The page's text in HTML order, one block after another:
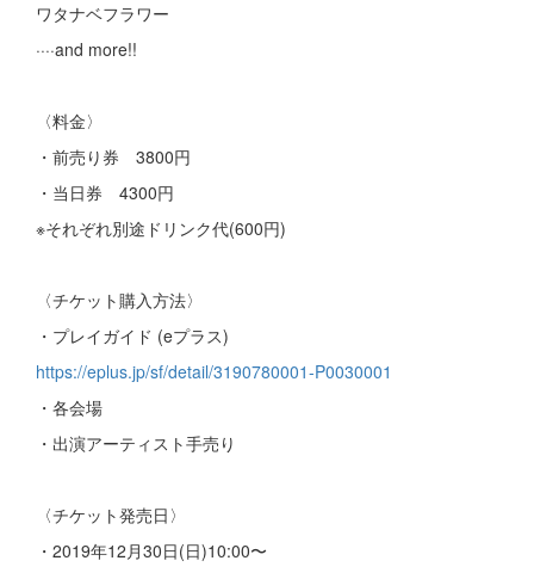
ワタナベフラワー
····and more!!
〈料金〉
・前売り券 3800円
・当日券 4300円
※それぞれ別途ドリンク代(600円)
〈チケット購入方法〉
・プレイガイド (eプラス)
https://eplus.jp/sf/detail/3190780001-P0030001
・各会場
・出演アーティスト手売り
〈チケット発売日〉
・2019年12月30日(日)10:00〜